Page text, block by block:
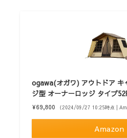
ogawa(オガワ) アウトドア キ
ジ型 オーナーロッジ タイプ
¥69,800 （2024/09/27 10:25時点 |
Amazon